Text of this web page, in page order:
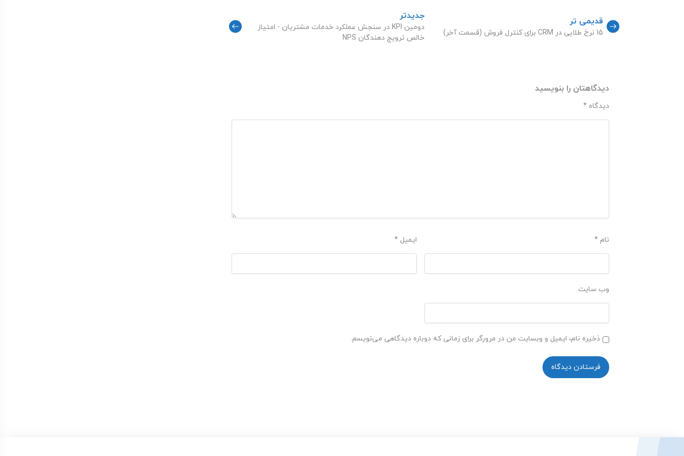
قدیمی تر
15 نرخ طلایی در CRM برای کنترل فروش (قسمت آخر)
جدیدتر
دومین KPI در سنجش عملکرد خدمات مشتریان - امتیاز
خالص ترویج دهندگان NPS
دیدگاهتان را بنویسید
دیدگاه *
نام * ایمیل*
وب‌ سایت
ذخیره نام، ایمیل و وبسایت من در مرورگر برای زمانی که دوباره دیدگاهی می‌نویسم.